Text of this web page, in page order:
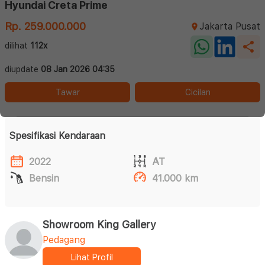
Hyundai Creta Prime
Rp. 259.000.000
Jakarta Pusat
dilihat 112x
diupdate 08 Jan 2026 04:35
Tawar Cicilan
Spesifikasi Kendaraan
2022
AT
Bensin
41.000 km
Showroom King Gallery
Pedagang
Lihat Profil